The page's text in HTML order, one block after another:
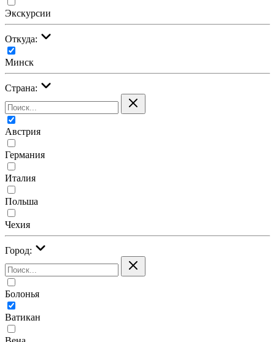
Экскурсии
Откуда:
Минск
Страна:
Австрия
Германия
Италия
Польша
Чехия
Город:
Болонья
Ватикан